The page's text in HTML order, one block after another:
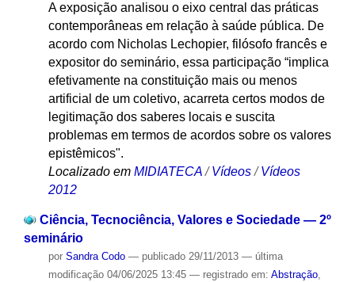
A exposição analisou o eixo central das práticas
contemporâneas em relação à saúde pública. De
acordo com Nicholas Lechopier, filósofo francês e
expositor do seminário, essa participação “implica
efetivamente na constituição mais ou menos
artificial de um coletivo, acarreta certos modos de
legitimação dos saberes locais e suscita
problemas em termos de acordos sobre os valores
epistêmicos".
Localizado em MIDIATECA /Vídeos /Vídeos
2012
Ciência, Tecnociência, Valores e Sociedade — 2º
seminário
por Sandra Codo — publicado29/11/2013 — última
modificação04/06/2025 13:45 — registrado em: Abstração,